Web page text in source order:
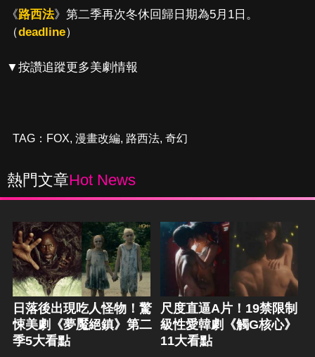
《路西法》第二季再次冬休回歸日期為5月1日。
（deadline）
▼按讚追蹤更多美劇情報
TAG： FOX, 漫畫改編, 路西法, 奇幻
熱門文章Hot News
日落後出現吃人怪物！驚
悚美劇《夢魘絕鎮》第二
季5大看點
尺度直逼A片！19禁限制
級性愛韓劇《觸G核心》
11大看點